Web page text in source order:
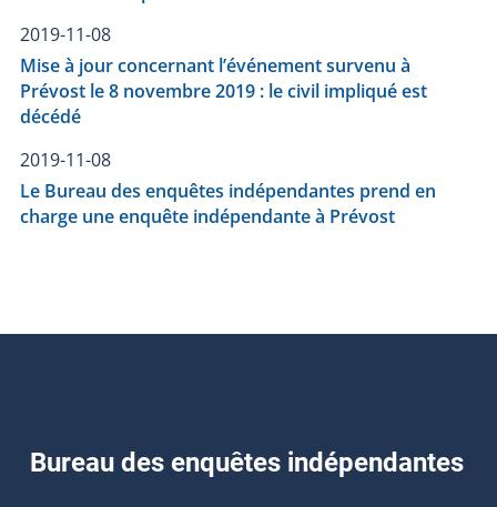
2019-11-08
Mise à jour concernant l’événement survenu à
Prévost le 8 novembre 2019 : le civil impliqué est
décédé
2019-11-08
Le Bureau des enquêtes indépendantes prend en
charge une enquête indépendante à Prévost
Bureau des enquêtes indépendantes